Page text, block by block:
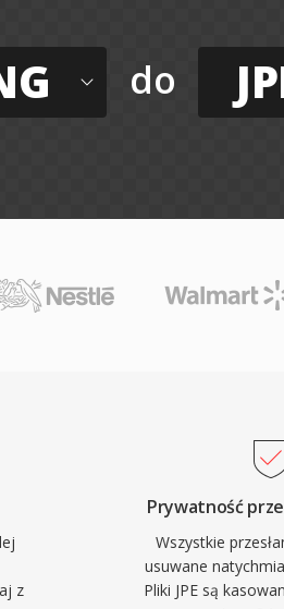
do
z
Prywatność
Wszystkie
usuwane
Pliki JPE są